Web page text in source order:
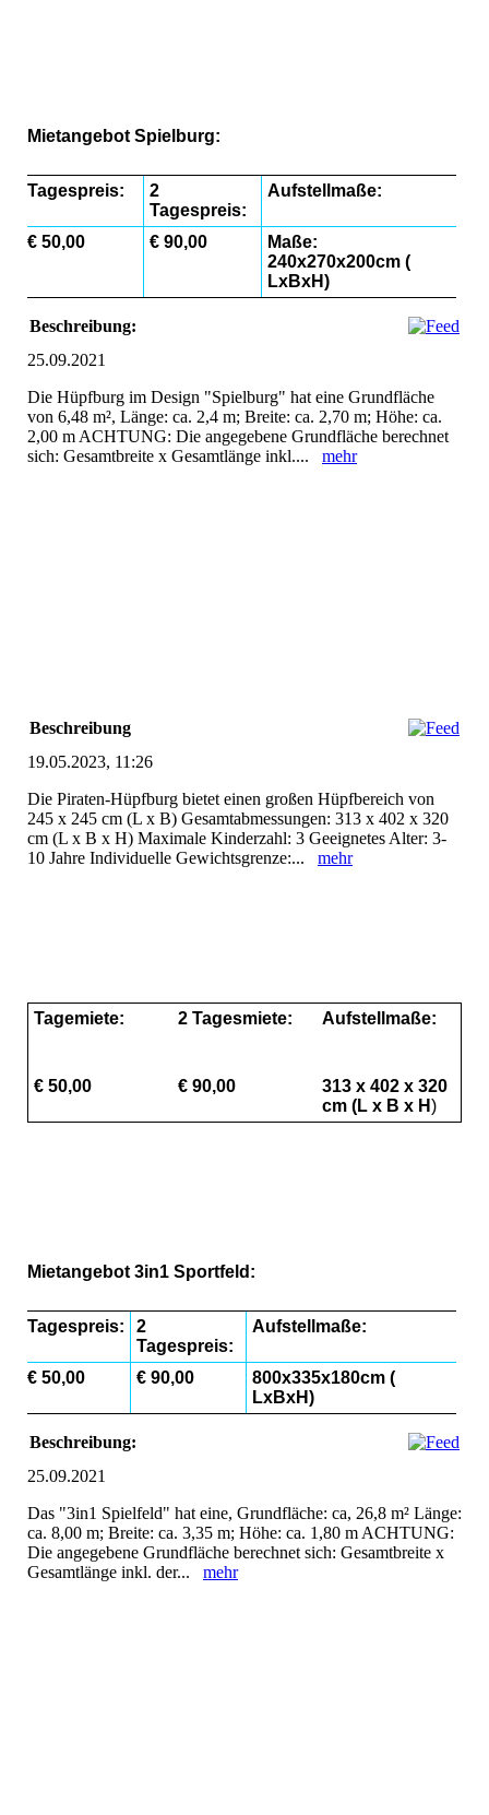
Mietangebot Spielburg:
Tagespreis:
2
Tagespreis:
Aufstellmaße:
€ 50,00 € 90,00
Maße:
240x270x200cm (
LxBxH)
Beschreibung:
25.09.2021
Die Hüpfburg im Design "Spielburg" hat eine Grundfläche
von 6,48 m², Länge: ca. 2,4 m; Breite: ca. 2,70 m; Höhe: ca.
2,00 m ACHTUNG: Die angegebene Grundfläche berechnet
sich: Gesamtbreite x Gesamtlänge inkl.... mehr
Beschreibung
19.05.2023, 11:26
Die Piraten-Hüpfburg bietet einen großen Hüpfbereich von
245 x 245 cm (L x B) Gesamtabmessungen: 313 x 402 x 320
cm (L x B x H) Maximale Kinderzahl: 3 Geeignetes Alter: 3-
10 Jahre Individuelle Gewichtsgrenze:... mehr
Tagemiete: 2 Tagesmiete: Aufstellmaße:
€ 50,00 € 90,00
313 x 402 x 320
cm (L x B x H)
Mietangebot 3in1 Sportfeld:
Tagespreis:
2
Tagespreis:
Aufstellmaße:
€ 50,00 € 90,00
800x335x180cm (
LxBxH)
Beschreibung:
25.09.2021
Das "3in1 Spielfeld" hat eine, Grundfläche: ca, 26,8 m² Länge:
ca. 8,00 m; Breite: ca. 3,35 m; Höhe: ca. 1,80 m ACHTUNG:
Die angegebene Grundfläche berechnet sich: Gesamtbreite x
Gesamtlänge inkl. der... mehr